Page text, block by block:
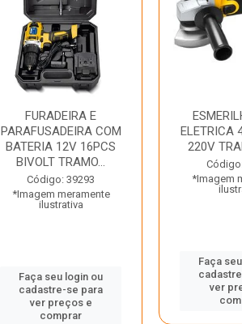
FURADEIRA E
PARAFUSADEIRA COM
BATERIA 12V 16PCS
BIVOLT TRAMO...
Código: 39293
*Imagem meramente
ilustrativa
Faça seu login ou
cadastre-se para
ver preços e
comprar
ELETRICA
220V
*Imagem
Faça
ver